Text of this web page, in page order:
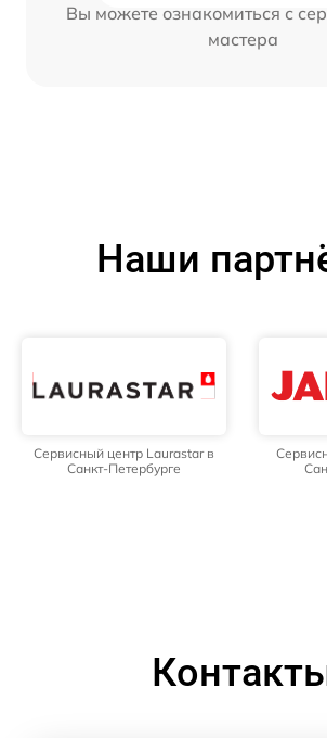
Вы можете ознакомиться с
мастера
Наши
Сервисный центр Laurastar в
Санкт-Петербурге